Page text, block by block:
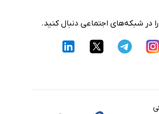
را در شبکه‌های اجتماعی دنبال کنید.